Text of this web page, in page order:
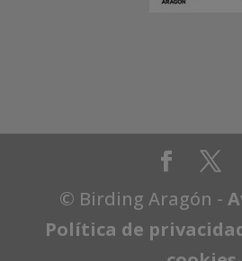
© Birding Aragón -
Política de